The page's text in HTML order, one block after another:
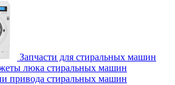
Запчасти для стиральных машин
люка стиральных машин
привода стиральных машин